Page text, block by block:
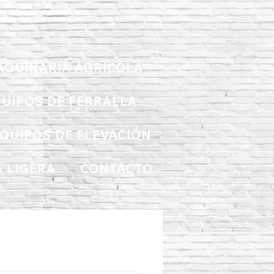
AGRICOLA
DE FERRALLA
DE ELEVACIÓN
LIGERA CONTACTO